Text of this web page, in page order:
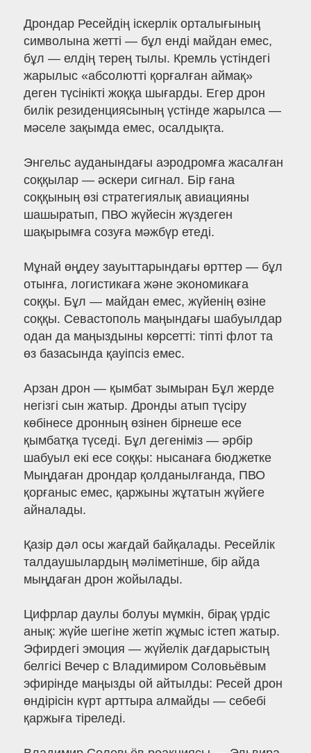
Дрондар Ресейдің іскерлік орталығының
символына жетті — бұл енді майдан емес,
бұл — елдің терең тылы. Кремль үстіндегі
жарылыс «абсолютті қорғалған аймақ»
деген түсінікті жоққа шығарды. Егер дрон
билік резиденциясының үстінде жарылса —
мәселе зақымда емес, осалдықта.
Энгельс ауданындағы аэродромға жасалған
соққылар — әскери сигнал. Бір ғана
соққының өзі стратегиялық авиацияны
шашыратып, ПВО жүйесін жүздеген
шақырымға созуға мәжбүр етеді.
Мұнай өңдеу зауыттарындағы өрттер — бұл
отынға, логистикаға және экономикаға
соққы. Бұл — майдан емес, жүйенің өзіне
соққы. Севастополь маңындағы шабуылдар
одан да маңыздыны көрсетті: тіпті флот та
өз базасында қауіпсіз емес.
Арзан дрон — қымбат зымыран Бұл жерде
негізгі сын жатыр. Дронды атып түсіру
көбінесе дронның өзінен бірнеше есе
қымбатқа түседі. Бұл дегеніміз — әрбір
шабуыл екі есе соққы: нысанаға бюджетке
Мыңдаған дрондар қолданылғанда, ПВО
қорғаныс емес, қаржыны жұтатын жүйеге
айналады.
Қазір дәл осы жағдай байқалады. Ресейлік
талдаушылардың мәліметінше, бір айда
мыңдаған дрон жойылады.
Цифрлар даулы болуы мүмкін, бірақ үрдіс
анық: жүйе шегіне жетіп жұмыс істеп жатыр.
Эфирдегі эмоция — жүйелік дағдарыстың
белгісі Вечер с Владимиром Соловьёвым
эфирінде маңызды ой айтылды: Ресей дрон
өндірісін күрт арттыра алмайды — себебі
қаржыға тіреледі.